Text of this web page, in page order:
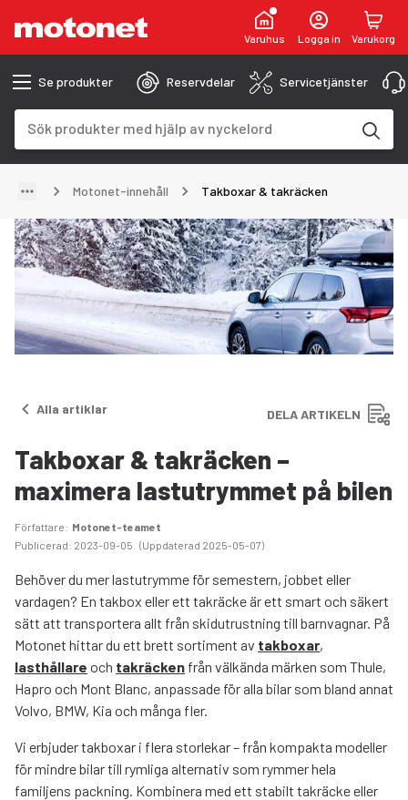
Varuhus Logga in Varukorg
Se produkter Reservdelar Servicetjänster
Motonet-innehåll Takboxar & takräcken
Alla artiklar DELA ARTIKELN
Takboxar & takräcken –
maximera lastutrymmet på bilen
Författare: Motonet-teamet
Publicerad: 2023-09-05 (Uppdaterad 2025-05-07)
Behöver du mer lastutrymme för semestern, jobbet eller
vardagen? En takbox eller ett takräcke är ett smart och säkert
sätt att transportera allt från skidutrustning till barnvagnar. På
Motonet hittar du ett brett sortiment av takboxar,
lasthållare och takräcken från välkända märken som Thule,
Hapro och Mont Blanc, anpassade för alla bilar som bland annat
Volvo, BMW, Kia och många fler.
Vi erbjuder takboxar i flera storlekar – från kompakta modeller
för mindre bilar till rymliga alternativ som rymmer hela
familjens packning. Kombinera med ett stabilt takräcke eller